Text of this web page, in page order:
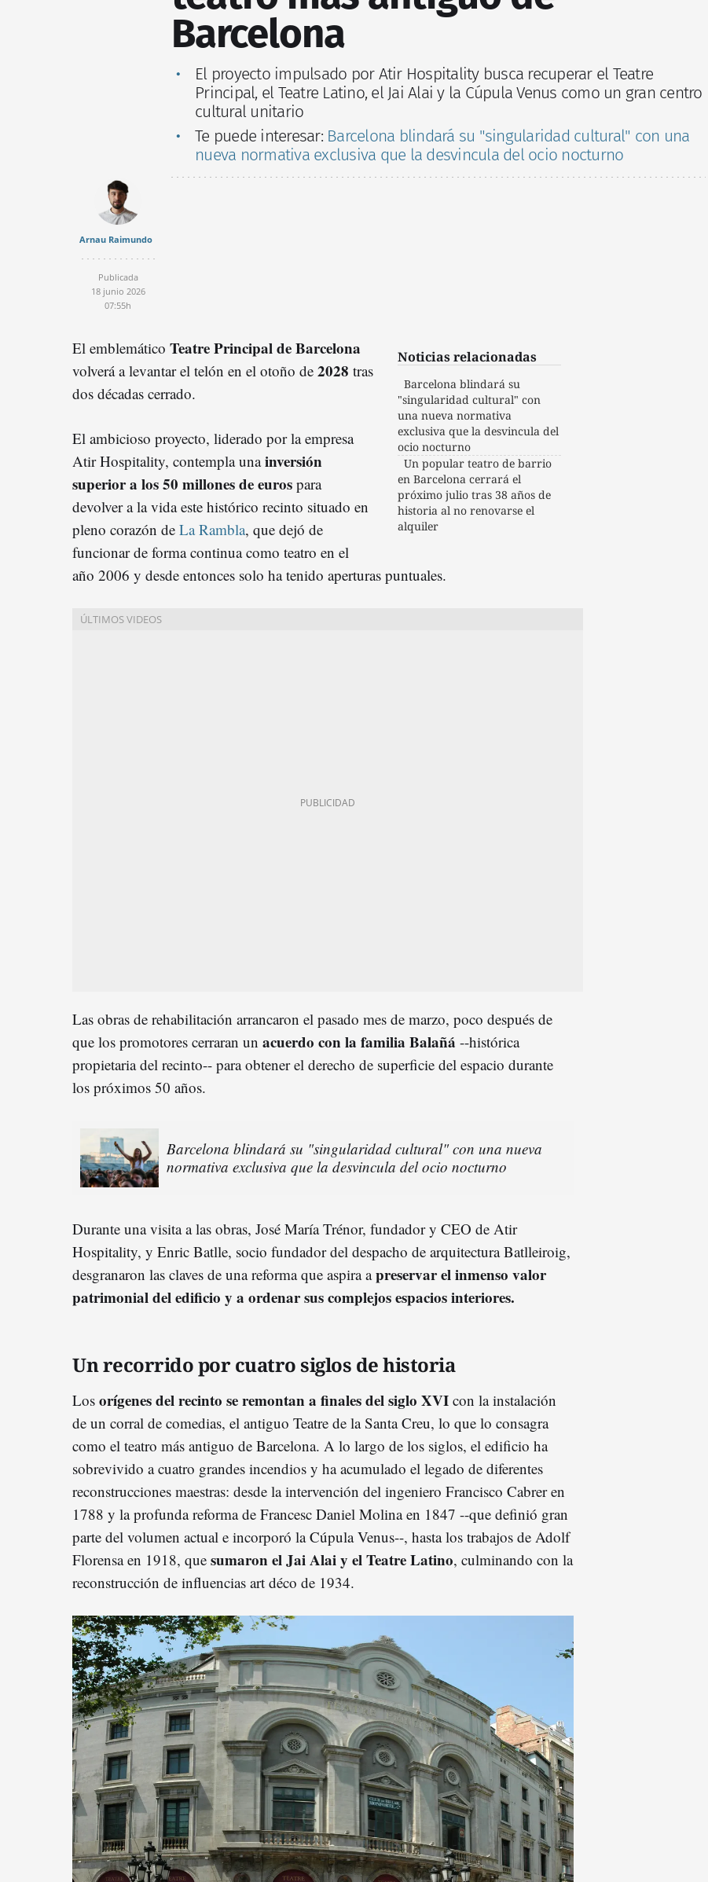
Barcelona
El proyecto impulsado por Atir Hospitality busca recuperar el Teatre
Principal, el Teatre Latino, el Jai Alai y la Cúpula Venus como un gran centro
cultural unitario
Te puede interesar:Barcelona blindará su "singularidad cultural" con una
nueva normativa exclusiva que la desvincula del ocio nocturno
Arnau Raimundo
Publicada
18 junio 2026
07:55h
Noticias relacionadas
Barcelona blindará su
"singularidad cultural" con
una nueva normativa
exclusiva que la desvincula del
ocio nocturno
Un popular teatro de barrio
en Barcelona cerrará el
próximo julio tras 38 años de
historia al no renovarse el
alquiler
El emblemático Teatre Principal de Barcelona
volverá a levantar el telón en el otoño de 2028 tras
dos décadas cerrado.
El ambicioso proyecto, liderado por la empresa
Atir Hospitality, contempla unainversión
superior a los 50 millones de euros para
devolver a la vida este histórico recinto situado en
pleno corazón de La Rambla, que dejó de
funcionar de forma continua como teatro en el
año 2006 y desde entonces solo ha tenido aperturas puntuales.
Las obras de rehabilitación arrancaron el pasado mes de marzo, poco después de
que los promotores cerraran un acuerdo con la familia Balañá --histórica
propietaria del recinto-- para obtener el derecho de superficie del espacio durante
los próximos 50 años.
Barcelona blindará su "singularidad cultural" con una nueva
normativa exclusiva que la desvincula del ocio nocturno
Durante una visita a las obras, José María Trénor, fundador y CEO de Atir
Hospitality, y Enric Batlle, socio fundador del despacho de arquitectura Batlleiroig,
desgranaron las claves de una reforma que aspira apreservar el inmenso valor
patrimonial del edificio y a ordenar sus complejos espacios interiores.
Un recorrido por cuatro siglos de historia
Los orígenes del recinto se remontan a finales del siglo XVI con la instalación
de un corral de comedias, el antiguo Teatre de la Santa Creu, lo que lo consagra
como el teatro más antiguo de Barcelona. A lo largo de los siglos, el edificio ha
sobrevivido a cuatro grandes incendios y ha acumulado el legado de diferentes
reconstrucciones maestras: desde la intervención del ingeniero Francisco Cabrer en
1788 y la profunda reforma de Francesc Daniel Molina en 1847 --que definió gran
parte del volumen actual e incorporó la Cúpula Venus--, hasta los trabajos de Adolf
Florensa en 1918, que sumaron el Jai Alai y el Teatre Latino, culminando con la
reconstrucción de influencias art déco de 1934.